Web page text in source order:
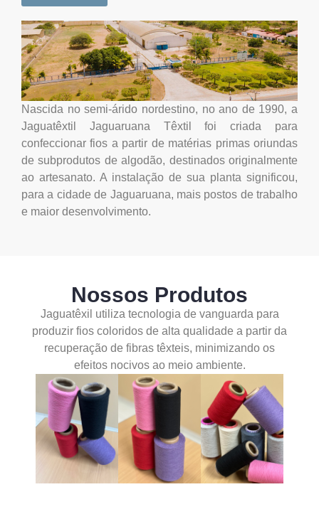
Nascida no semi-árido nordestino, no ano de 1990, a
Jaguatêxtil Jaguaruana Têxtil foi criada para
confeccionar fios a partir de matérias primas oriundas
de subprodutos de algodão, destinados originalmente
ao artesanato. A instalação de sua planta significou,
para a cidade de Jaguaruana, mais postos de trabalho
e maior desenvolvimento.
Nossos Produtos
Jaguatêxil utiliza tecnologia de vanguarda para
produzir fios coloridos de alta qualidade a partir da
recuperação de fibras têxteis, minimizando os
efeitos nocivos ao meio ambiente.